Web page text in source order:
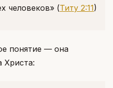
человеков» (Титу 2:11)
понятие — она
Христа: